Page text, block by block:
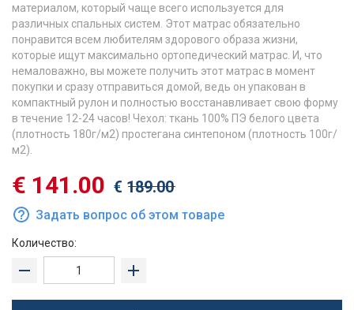
материалом, который чаще всего используется для
различных спальных систем. Этот матрас обязательно
понравится всем любителям здорового образа жизни,
которые ищут максимально ортопедический матрас.️ И, что
немаловажно, вы можете получить этот матрас в момент
покупки и сразу отправиться домой, ведь он упакован в
компактный рулон и полностью восстанавливает свою форму
в течение 12-24 часов! Чехол: ткань 100% ПЭ белого цвета
(плотность 180г/м2) простегана синтепоном (плотность 100г/
м2).
€ 141.00 € 189.00
Задать вопрос об этом товаре
Количество: